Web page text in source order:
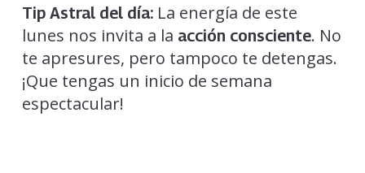
Tip Astral del día:La energía de este
lunes nos invita a la acción consciente. No
te apresures, pero tampoco te detengas.
¡Que tengas un inicio de semana
espectacular!